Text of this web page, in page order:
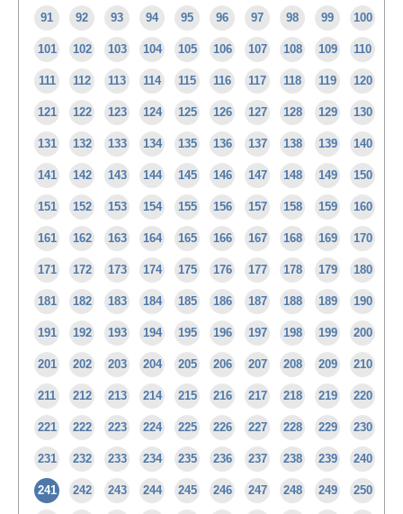
91 92 93 94 95 96 97 98 99 100
101 102 103 104 105 106 107 108 109 110
111 112 113 114 115 116 117 118 119 120
121 122 123 124 125 126 127 128 129 130
131 132 133 134 135 136 137 138 139 140
141 142 143 144 145 146 147 148 149 150
151 152 153 154 155 156 157 158 159 160
161 162 163 164 165 166 167 168 169 170
171 172 173 174 175 176 177 178 179 180
181 182 183 184 185 186 187 188 189 190
191 192 193 194 195 196 197 198 199 200
201 202 203 204 205 206 207 208 209 210
211 212 213 214 215 216 217 218 219 220
221 222 223 224 225 226 227 228 229 230
231 232 233 234 235 236 237 238 239 240
241 242 243 244 245 246 247 248 249 250